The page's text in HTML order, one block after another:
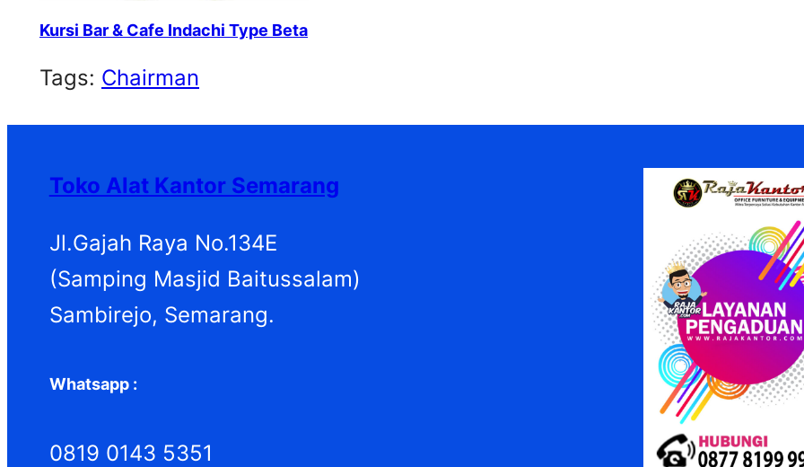
Kursi Bar & Cafe Indachi Type Beta
Tags: Chairman
Toko Alat Kantor Semarang
Jl.Gajah Raya No.134E
(Samping Masjid Baitussalam)
Sambirejo, Semarang.
Whatsapp :
0819 0143 5351